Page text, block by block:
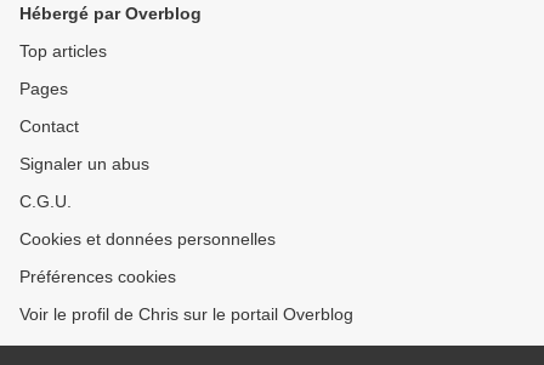
Hébergé par Overblog
Top articles
Pages
Contact
Signaler un abus
C.G.U.
Cookies et données personnelles
Préférences cookies
Voir le profil de Chris sur le portail Overblog